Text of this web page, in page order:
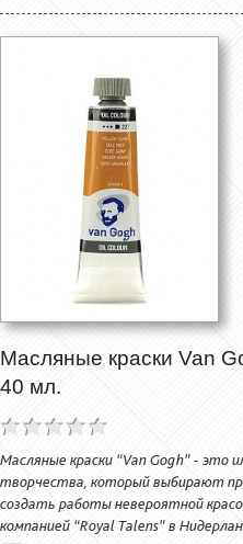
Масляные краски Van
40 мл.
Масляные краски “Van Gogh” -
творчества, который выбирают
создать работы невероятной
компанией “Royal Talens” в